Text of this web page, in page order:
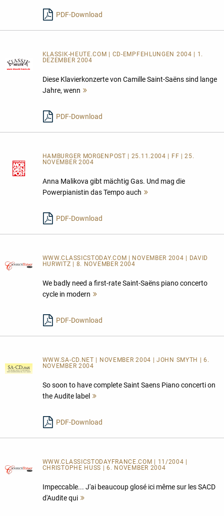
PDF-Download
KLASSIK-HEUTE.COM | CD-EMPFEHLUNGEN 2004 | 1.
DEZEMBER 2004
Diese Klavierkonzerte von Camille Saint-Saëns sind lange
Jahre, wenn
PDF-Download
HAMBURGER MORGENPOST | 25.11.2004 | FF | 25.
NOVEMBER 2004
Anna Malikova gibt mächtig Gas. Und mag die
Powerpianistin das Tempo auch
PDF-Download
WWW.CLASSICSTODAY.COM | NOVEMBER 2004 | DAVID
HURWITZ | 8. NOVEMBER 2004
We badly need a first-rate Saint-Saëns piano concerto
cycle in modern
PDF-Download
WWW.SA-CD.NET | NOVEMBER 2004 | JOHN SMYTH | 6.
NOVEMBER 2004
So soon to have complete Saint Saens Piano concerti on
the Audite label
PDF-Download
WWW.CLASSICSTODAYFRANCE.COM | 11/2004 |
CHRISTOPHE HUSS | 6. NOVEMBER 2004
Impeccable... J'ai beaucoup glosé ici même sur les SACD
d'Audite qui